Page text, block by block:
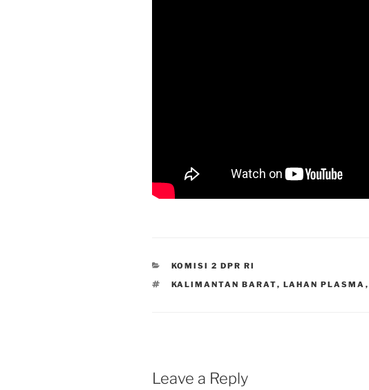
CATEGORIES
KOMISI 2 DPR RI
TAGS
KALIMANTAN BARAT, LAHAN PLASMA ,
Leave a Reply